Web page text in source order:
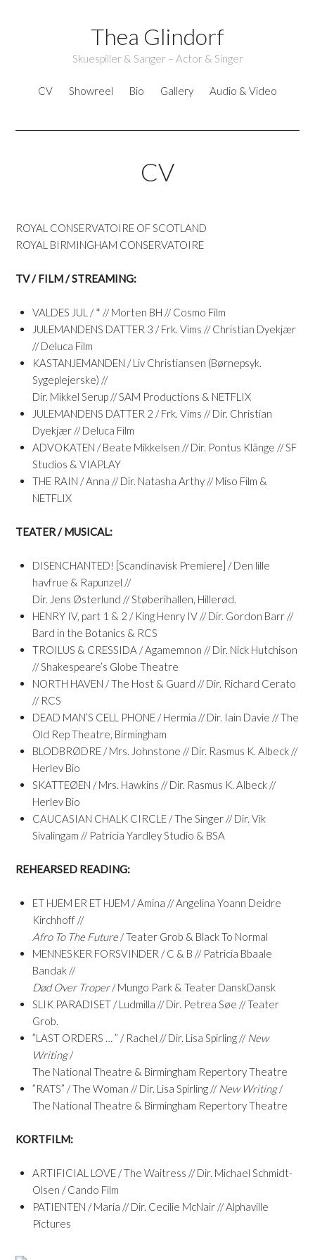
Thea Glindorf
Skuespiller & Sanger – Actor & Singer
CV Showreel Bio Gallery Audio & Video
CV
ROYAL CONSERVATOIRE OF SCOTLAND
ROYAL BIRMINGHAM CONSERVATOIRE
TV / FILM / STREAMING:
VALDES JUL / * // Morten BH // Cosmo Film
JULEMANDENS DATTER 3 / Frk. Vims // Christian Dyekjær
// Deluca Film
KASTANJEMANDEN / Liv Christiansen (Børnepsyk.
Sygeplejerske) //
Dir. Mikkel Serup // SAM Productions & NETFLIX
JULEMANDENS DATTER 2 / Frk. Vims // Dir. Christian
Dyekjær // Deluca Film
ADVOKATEN / Beate Mikkelsen // Dir. Pontus Klänge // SF
Studios & VIAPLAY
THE RAIN / Anna // Dir. Natasha Arthy // Miso Film &
NETFLIX
TEATER / MUSICAL:
DISENCHANTED! [Scandinavisk Premiere] / Den lille
havfrue & Rapunzel //
Dir. Jens Østerlund // Støberihallen, Hillerød.
HENRY IV, part 1 & 2 / King Henry IV // Dir. Gordon Barr //
Bard in the Botanics & RCS
TROILUS & CRESSIDA / Agamemnon // Dir. Nick Hutchison
// Shakespeare’s Globe Theatre
NORTH HAVEN / The Host & Guard // Dir. Richard Cerato
// RCS
DEAD MAN’S CELL PHONE / Hermia // Dir. Iain Davie // The
Old Rep Theatre, Birmingham
BLODBRØDRE / Mrs. Johnstone // Dir. Rasmus K. Albeck //
Herlev Bio
SKATTEØEN / Mrs. Hawkins // Dir. Rasmus K. Albeck //
Herlev Bio
CAUCASIAN CHALK CIRCLE / The Singer // Dir. Vik
Sivalingam // Patricia Yardley Studio & BSA
REHEARSED READING:
ET HJEM ER ET HJEM / Amina // Angelina Yoann Deidre
Kirchhoff //
Afro To The Future/ Teater Grob & Black To Normal
MENNESKER FORSVINDER / C & B // Patricia Bbaale
Bandak //
Død Over Troper/ Mungo Park & Teater DanskDansk
SLIK PARADISET / Ludmilla // Dir. Petrea Søe // Teater
Grob.
”LAST ORDERS … ” / Rachel // Dir. Lisa Spirling // New
Writing/
The National Theatre & Birmingham Repertory Theatre
”RATS” / The Woman // Dir. Lisa Spirling // New Writing/
The National Theatre & Birmingham Repertory Theatre
KORTFILM:
ARTIFICIAL LOVE / The Waitress // Dir. Michael Schmidt-
Olsen / Cando Film
PATIENTEN / Maria // Dir. Cecilie McNair // Alphaville
Pictures